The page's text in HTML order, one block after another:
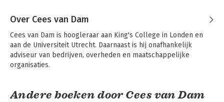
Over Cees van Dam
Cees van Dam is hoogleraar aan King's College in Londen en
aan de Universiteit Utrecht. Daarnaast is hij onafhankelijk
adviseur van bedrijven, overheden en maatschappelijke
organisaties.
Andere boeken door Cees van Dam